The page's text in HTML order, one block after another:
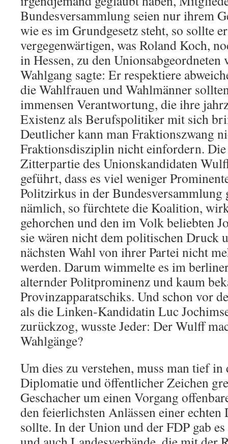
Bundesversammlung seien nur ihrem
wie es im Grundgesetz steht, so sollte
vergegenwärtigen, was Roland Koch,
in Hessen, zu den
Wahlgang sagte: Er respektiere
die Wahlfrauen und Wahlmänner
immensen Verantwortung, die ihre
Existenz als Berufspolitiker mit sich
Deutlicher kann man Fraktionszwang
Fraktionsdisziplin nicht einfordern.
Zitterpartie des Unionskandidaten
geführt, dass es viel weniger
Politzirkus in der Bundesversammlung
nämlich, so fürchtete die Koalition,
gehorchen und den im Volk beliebten
sie wären nicht dem politischen Druck
nächsten Wahl von ihrer Partei nicht
werden. Darum wimmelte es im
alternder Politprominenz und kaum
Provinzapparatschiks. Und schon vor
als die Linken-Kandidatin Luc
zurückzog, wusste Jeder: Der Wulff
Wahlgänge?
Um dies zu verstehen, muss man tief
Diplomatie und öffentlicher Zeichen
Geschacher um einen Vorgang
den feierlichsten Anlässen einer echten
sollte. In der Union und der FDP gab